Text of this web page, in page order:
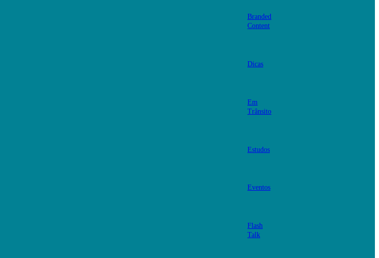
Branded
Content
Dicas
Em
Trânsito
Estudos
Eventos
Flash
Talk